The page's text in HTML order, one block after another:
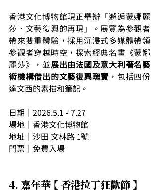
香港文化博物館現正舉辦「邂逅蒙娜麗
莎．文藝復興的再現」。展覽為參觀者
帶來雙重體驗，採用沉浸式多媒體帶領
參觀者穿越時空，探索經典名畫《蒙娜
麗莎》，並展出由法國及意大利著名藝
術機構借出的文藝復興瑰寶 ，包括四份
達文西的素描和筆記。
日期｜2026.5.1 - 7.27
場地｜香港文化博物館
地址｜沙田 文林路 1號
門票｜免費入場
4. 嘉年華 【 香港拉丁狂歡節 】